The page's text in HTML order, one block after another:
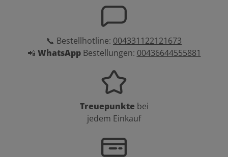
📞 Bestellhotline: 004331122121673
📲 WhatsAppBestellungen: 00436644555881
Treuepunkte bei
jedem Einkauf